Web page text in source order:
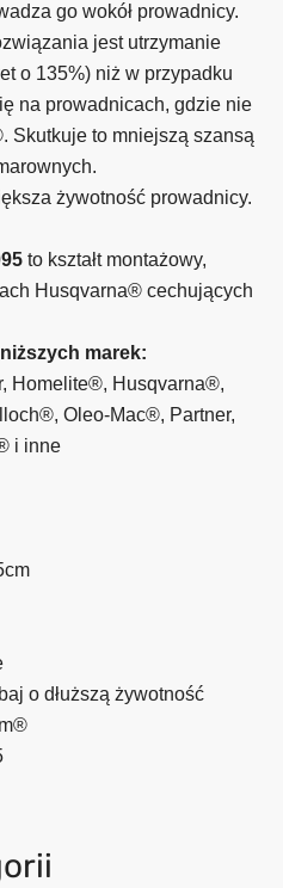
go wokół prowadnicy.
jest utrzymanie
o 135%) niż w przypadku
na prowadnicach, gdzie nie
Skutkuje to mniejszą szansą
żywotność prowadnicy.
to kształt montażowy,
Husqvarna® cechujących
marek:
Homelite®, Husqvarna®,
Oleo-Mac®, Partner,
i inne
o dłuższą żywotność